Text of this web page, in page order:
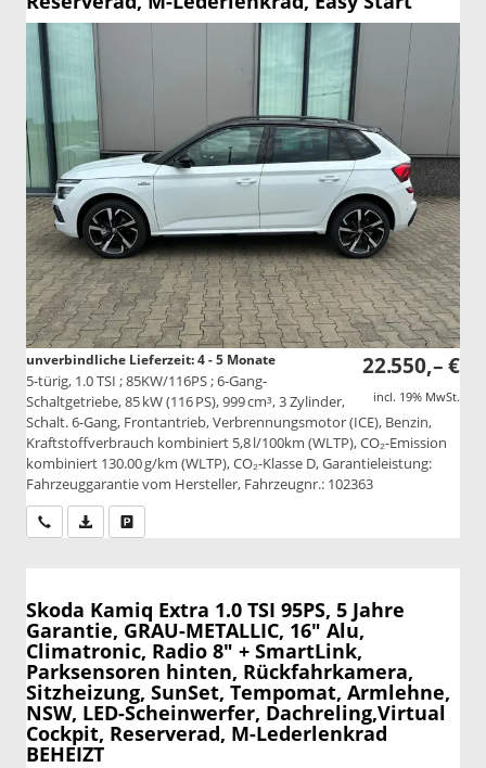
22.550,– €
incl. 19% MwSt.
unverbindliche Lieferzeit: 4 - 5 Monate
5-türig, 1.0 TSI ; 85KW/116PS ; 6-Gang-
Schaltgetriebe, 85 kW (116 PS), 999 cm³, 3 Zylinder,
Schalt. 6-Gang, Frontantrieb, Verbrennungsmotor (ICE), Benzin,
Kraftstoffverbrauch kombiniert 5,8 l/100km (WLTP), CO₂-Emission
kombiniert 130.00 g/km (WLTP), CO₂-Klasse D, Garantieleistung:
Fahrzeuggarantie vom Hersteller, Fahrzeugnr.: 102363
Wir rufen Sie anPDF-Datei, Fahrzeugexposé drucken
Skoda Kamiq Extra 1.0 TSI 95PS, 5 Jahre
Garantie, GRAU-METALLIC, 16" Alu,
Climatronic, Radio 8" + SmartLink,
Parksensoren hinten, Rückfahrkamera,
Sitzheizung, SunSet, Tempomat, Armlehne,
NSW, LED-Scheinwerfer, Dachreling,Virtual
Cockpit, Reserverad, M-Lederlenkrad
BEHEIZT